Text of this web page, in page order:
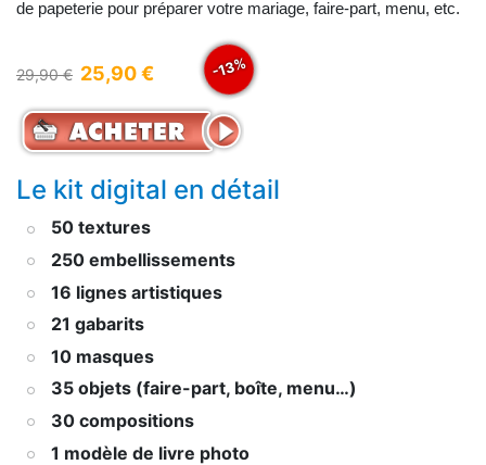
de papeterie pour préparer votre mariage, faire-part, menu, etc.
29,90 € 25,90 € -13%
Le kit digital en détail
50 textures
250 embellissements
16 lignes artistiques
21 gabarits
10 masques
35 objets (faire-part, boîte, menu…)
30 compositions
1 modèle de livre photo